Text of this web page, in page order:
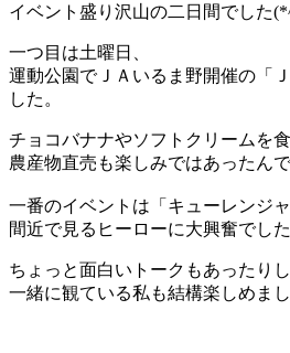
イベント盛り沢山の二日間でした
一つ目は土曜日、
運動公園でＪＡいるま野開催の「
した。
チョコバナナやソフトクリームを
農産物直売も楽しみではあったんで
一番のイベントは「キューレンジ
間近で見るヒーローに大興奮でし
ちょっと面白いトークもあったりし
一緒に観ている私も結構楽しめま